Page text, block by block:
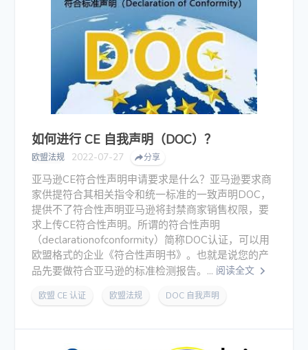
如何进行 CE 自我声明（DOC）？
欧盟法规 2022-07-27 分享
亚马逊CE符合性声明申请要求是什么？亚马逊要求商
家供提符合其相关指令和统一标准的一致声明DOC，
提供不了符合性声明亚马逊将封禁商家销售权限，要
求上传CE符合性声明。所谓的符合性声明
（declarationofconformity）简称DOC认证，可以用
欧盟格式的企业《符合性声明书》。也就是说您的产
品先要做符合亚马逊的标准检测报告。... 阅读全文
欧盟 CE 认证 欧盟法规 DOC 自我声明